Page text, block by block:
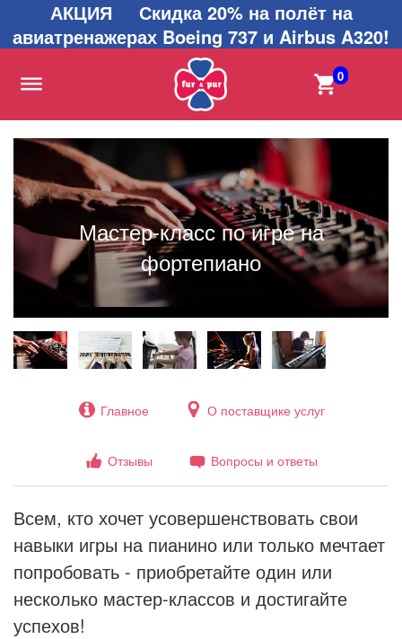
АКЦИЯ Скидка 20% на полёт на
авиатренажерах Boeing 737 и Airbus A320!
0
Мастер-класс по игре на
фортепиано
Главное О поставщике услуг
Отзывы Вопросы и ответы
Всем, кто хочет усовершенствовать свои
навыки игры на пианино или только мечтает
попробовать - приобретайте один или
несколько мастер-классов и достигайте
успехов!